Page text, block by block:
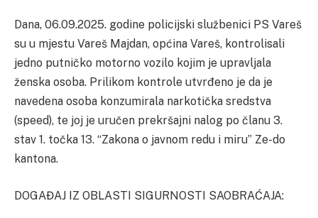
Dana, 06.09.2025. godine policijski službenici PS Vareš
su u mjestu Vareš Majdan, općina Vareš, kontrolisali
jedno putničko motorno vozilo kojim je upravljala
ženska osoba. Prilikom kontrole utvrđeno je da je
navedena osoba konzumirala narkotička sredstva
(speed), te joj je uručen prekršajni nalog po članu 3.
stav 1. točka 13. “Zakona o javnom redu i miru” Ze-do
kantona.
DOGAĐAJ IZ OBLASTI SIGURNOSTI SAOBRAĆAJA: